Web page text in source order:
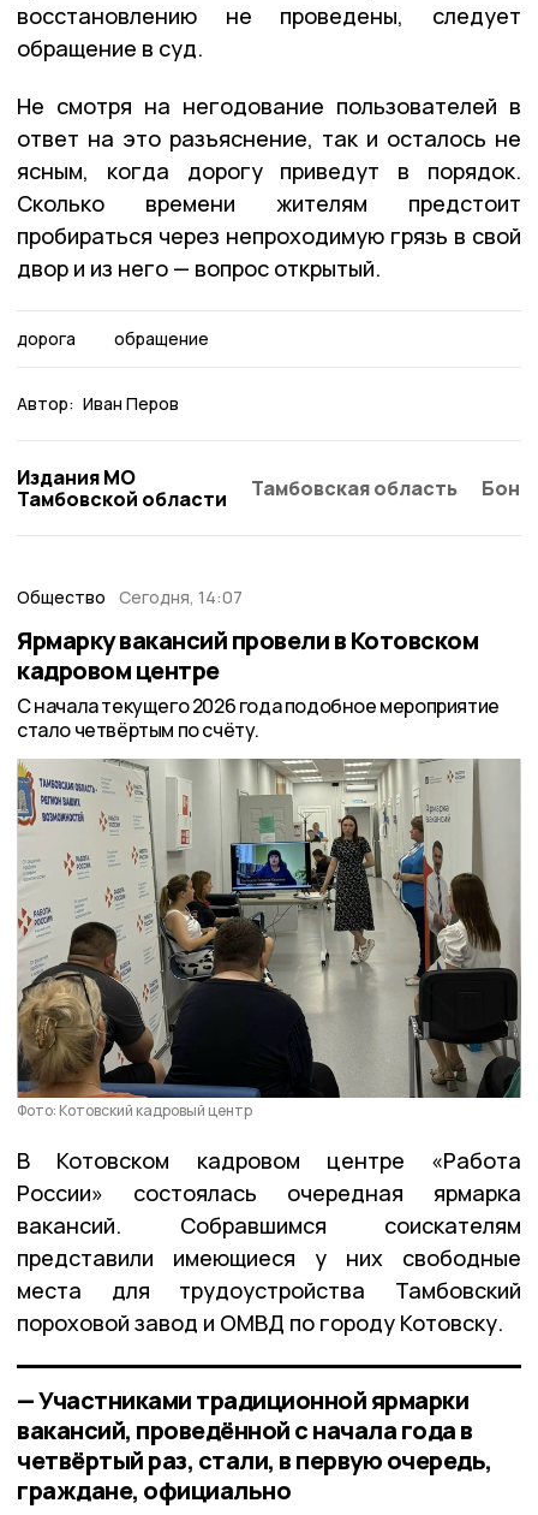
восстановлению не проведены, следует
обращение в суд.
Не смотря на негодование пользователей в
ответ на это разъяснение, так и осталось не
ясным, когда дорогу приведут в порядок.
Сколько времени жителям предстоит
пробираться через непроходимую грязь в свой
двор и из него — вопрос открытый.
дорога обращение
Автор: Иван Перов
Издания МО
Тамбовской области
Тамбовская область
Общество Сегодня, 14:07
Ярмарку вакансий провели в Котовском
кадровом центре
С начала текущего 2026 года подобное мероприятие
стало четвёртым по счёту.
Фото: Котовский кадровый центр
В Котовском кадровом центре «Работа
России» состоялась очередная ярмарка
вакансий. Собравшимся соискателям
представили имеющиеся у них свободные
места для трудоустройства Тамбовский
пороховой завод и ОМВД по городу Котовску.
— Участниками традиционной ярмарки
вакансий, проведённой с начала года в
четвёртый раз, стали, в первую очередь,
граждане, официально